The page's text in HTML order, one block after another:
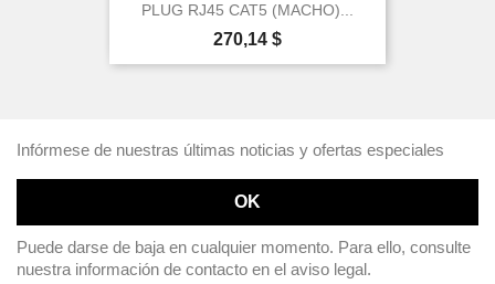
PLUG RJ45 CAT5 (MACHO)...
Precio
270,14 $
Infórmese de nuestras últimas noticias y ofertas especiales
Puede darse de baja en cualquier momento. Para ello, consulte
nuestra información de contacto en el aviso legal.